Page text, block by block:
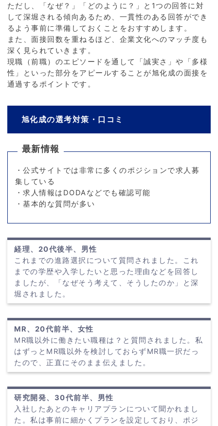
ただし、「なぜ？」「どのように？」と1つの回答に対
して深堀される傾向あるため、一貫性のある回答ができ
るよう事前に準備しておくことをおすすめします。
また、面接回数を重ねるほど、企業文化へのマッチ度も
深く見られていきます。
現職（前職）のエピソードを通して「誠実さ」や「多様
性」といった部分をアピールすることが旭化成の面接を
通過するポイントです。
旭化成の選考対策・口コミ
最新情報
・公式サイトでは非常に多くのポジションで求人募
集している
・求人情報はDODAなどでも確認可能
・基本的な質問が多い
経理、20代後半、男性
これまでの進路選択について質問されました。これ
までの学歴や入学したいと思った理由などを回答し
ましたが、「なぜそう考えて、そうしたのか」と深
堀されました。
MR、20代前半、女性
MR職以外に働きたい職種は？と質問されました。私
はずっとMR職以外を検討しておらずMR職一択だっ
たので、正直にそのまま伝えました。
研究開発、30代前半、男性
入社したあとのキャリアプランについて聞かれまし
た。私は事前に細かくプランを設定しており、ポジ